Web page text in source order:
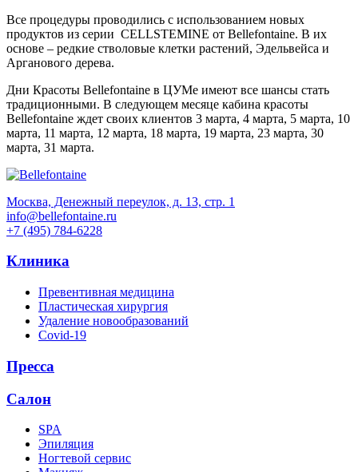
Все процедуры проводились с использованием новых
продуктов из серии СELLSTEMINE от Bellefontaine. В их
основе – редкие стволовые клетки растений, Эдельвейса и
Арганового дерева.
Дни Красоты Bellefontaine в ЦУМе имеют все шансы стать
традиционными. В следующем месяце кабина красоты
Bellefontaine ждет своих клиентов 3 марта, 4 марта, 5 марта, 10
марта, 11 марта, 12 марта, 18 марта, 19 марта, 23 марта, 30
марта, 31 марта.
Москва, Денежный переулок, д. 13, стр. 1
info@bellefontaine.ru
+7 (495) 784-6228
Клиника
Превентивная медицина
Пластическая хирургия
Удаление новообразований
Covid-19
Пресса
Салон
SPA
Эпиляция
Ногтевой сервис